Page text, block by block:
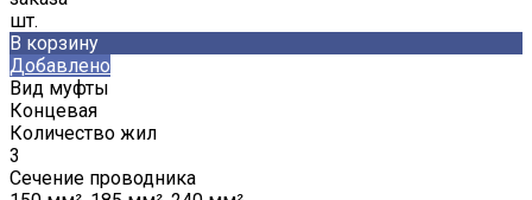
шт.
В корзину
Добавлено
Вид муфты
Концевая
Количество жил
3
Сечение проводника